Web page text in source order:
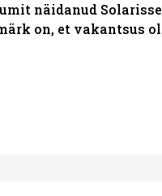
näidanud Solarisse
on, et vakantsus